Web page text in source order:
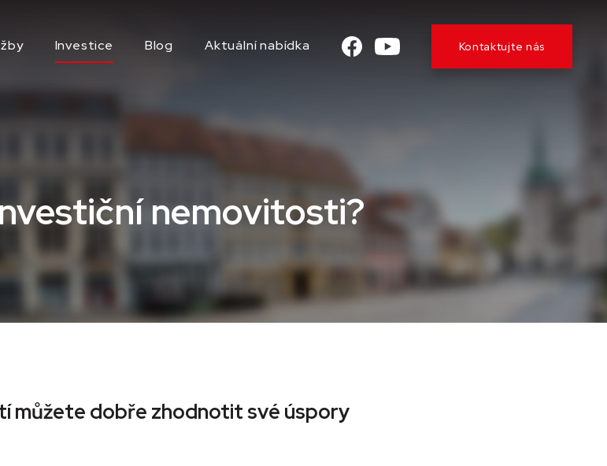
Investice Blog Aktuální nabídka Kontaktujte nás
nemovitosti?
můžete dobře zhodnotit své úspory